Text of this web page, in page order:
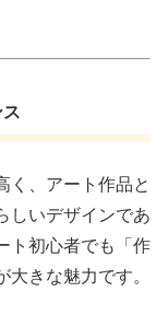
く、アート作品と
しいデザインであ
ト初心者でも「作
きな魅力です。